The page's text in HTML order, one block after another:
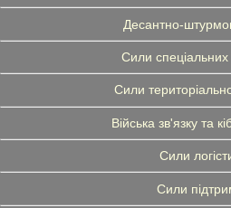
Десантно-
Сили спеціальних
Сили
Війська зв'язку та
Сили
Сили